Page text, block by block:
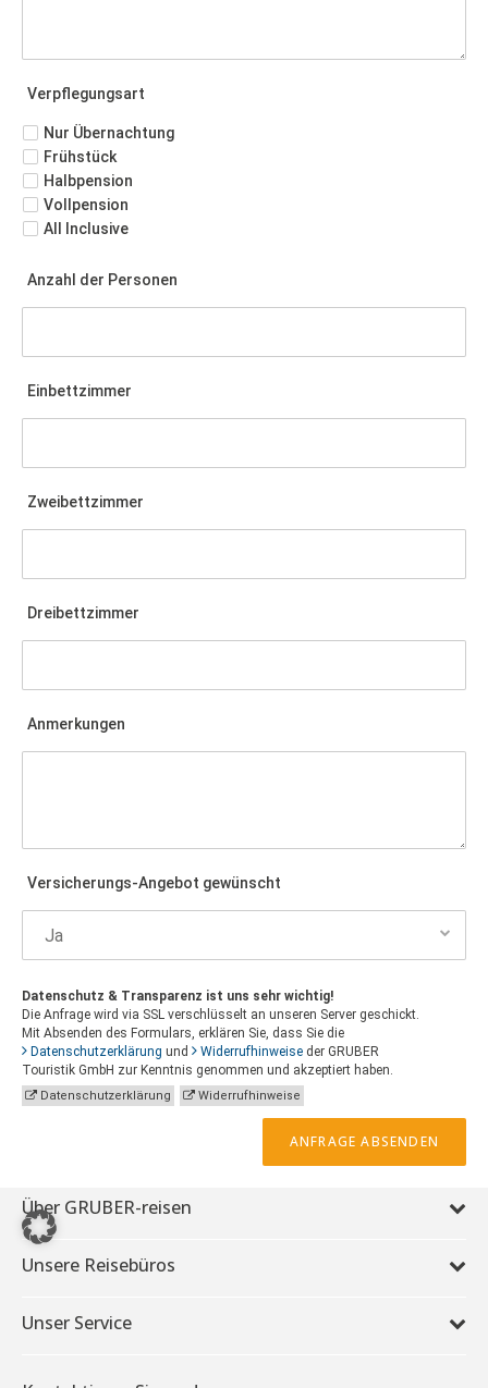
Verpflegungsart
Nur Übernachtung
Frühstück
Halbpension
Vollpension
All Inclusive
Anzahl der Personen
Einbettzimmer
Zweibettzimmer
Dreibettzimmer
Anmerkungen
Versicherungs-Angebot gewünscht
Datenschutz & Transparenz ist uns sehr wichtig!
Die Anfrage wird via SSL verschlüsselt an unseren Server geschickt.
Mit Absenden des Formulars, erklären Sie, dass Sie die
Datenschutzerklärung und Widerrufhinweise der GRUBER
Touristik GmbH zur Kenntnis genommen und akzeptiert haben.
Datenschutzerklärung Widerrufhinweise
ANFRAGE ABSENDEN
Über GRUBER-reisen
Unsere Reisebüros
Unser Service